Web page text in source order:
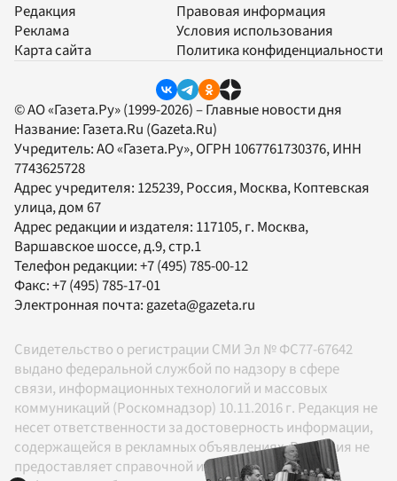
Редакция
Реклама
Карта сайта
Правовая информация
Условия использования
Политика конфиденциальности
© АО «Газета.Ру» (1999-2026) – Главные новости дня
Название: Газета.Ru (Gazeta.Ru)
Учредитель:АО «Газета.Ру», ОГРН 1067761730376, ИНН
7743625728
Адрес учредителя: 125239, Россия, Москва, Коптевская
улица, дом 67
Адрес редакции и издателя: 117105, г. Москва,
Варшавское шоссе, д.9, стр.1
Телефон редакции:+7 (495) 785-00-12
Факс:+7 (495) 785-17-01
Электронная почта: gazeta@gazeta.ru
Свидетельство о регистрации СМИ Эл № ФС77-67642
выдано федеральной службой по надзору в сфере
связи, информационных технологий и массовых
коммуникаций (Роскомнадзор) 10.11.2016 г. Редакция не
несет ответственности за достоверность информации,
содержащейся в рекламных объявлениях. Редакция не
предоставляет справочной информации.